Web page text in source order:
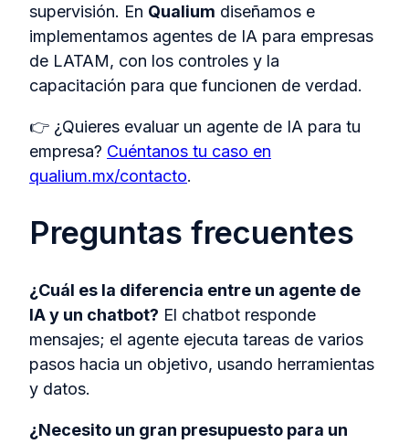
supervisión. En Qualium diseñamos e
implementamos agentes de IA para empresas
de LATAM, con los controles y la
capacitación para que funcionen de verdad.
👉 ¿Quieres evaluar un agente de IA para tu
empresa? Cuéntanos tu caso en
qualium.mx/contacto.
Preguntas frecuentes
¿Cuál es la diferencia entre un agente de
IA y un chatbot? El chatbot responde
mensajes; el agente ejecuta tareas de varios
pasos hacia un objetivo, usando herramientas
y datos.
¿Necesito un gran presupuesto para un